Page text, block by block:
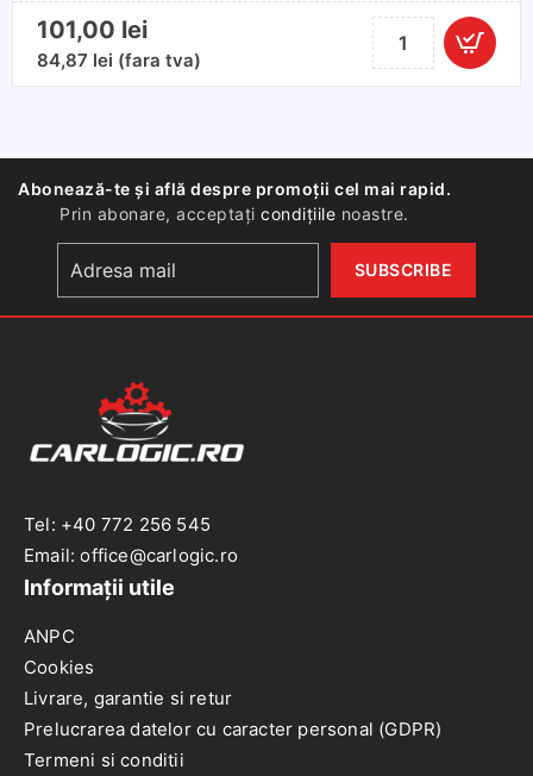
auto
VW/
101,00 lei
84,87 lei (fara tva)
Cantitate
Incuietoare
Abonează-te și află despre promoții cel mai rapid.
Prin abonare, acceptațicondițiile noastre.
Tel: +40 772 256 545
Email: office@carlogic.ro
Informații utile
ANPC
Cookies
Livrare, garantie si retur
Prelucrarea datelor cu caracter personal (GDPR)
Termeni si conditii